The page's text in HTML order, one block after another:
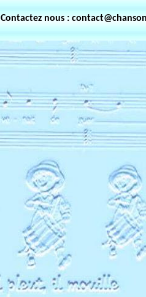
Contactez nous :